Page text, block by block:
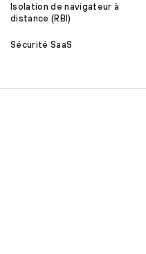
Isolation de navigateur à
distance (RBI)
Sécurité SaaS